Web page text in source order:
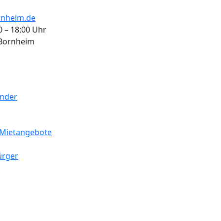
– 18:00 Uhr